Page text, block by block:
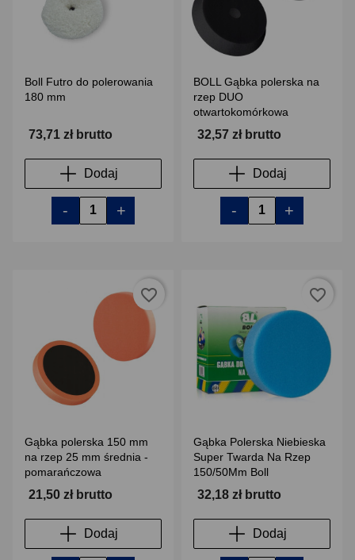
Boll Futro do polerowania
180 mm
73,71 zł brutto
Dodaj
- +
BOLL Gąbka polerska na
rzep DUO
otwartokomórkowa
32,57 zł brutto
Dodaj
- +
Gąbka polerska 150 mm
na rzep 25 mm średnia -
pomarańczowa
21,50 zł brutto
Dodaj
favorite_border
Gąbka Polerska Niebieska
Super Twarda Na Rzep
150/50Mm Boll
32,18 zł brutto
Dodaj
favorite_border